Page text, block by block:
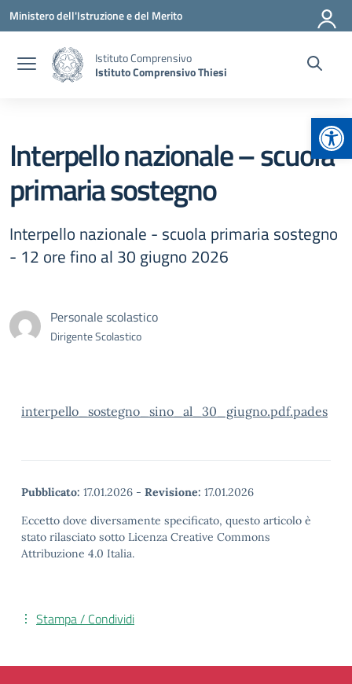
Vai ai contenuti
Vai al menu di navigazione
Vai al footer
Ministero dell'Istruzione e del Merito
Istituto Comprensivo
Istituto Comprensivo Thiesi
Interpello nazionale – scuola
primaria sostegno
Interpello nazionale - scuola primaria sostegno
- 12 ore fino al 30 giugno 2026
Personale scolastico
Dirigente Scolastico
interpello_sostegno_sino_al_30_giugno.pdf.pades
Pubblicato: 17.01.2026 - Revisione: 17.01.2026
Eccetto dove diversamente specificato, questo articolo è
stato rilasciato sotto Licenza Creative Commons
Attribuzione 4.0 Italia.
Stampa / Condividi